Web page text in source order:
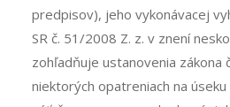
predpisov), jeho vykonávacej
SR č. 51/2008 Z. z. v znení
zohľadňuje ustanovenia zákona
niektorých opatreniach na